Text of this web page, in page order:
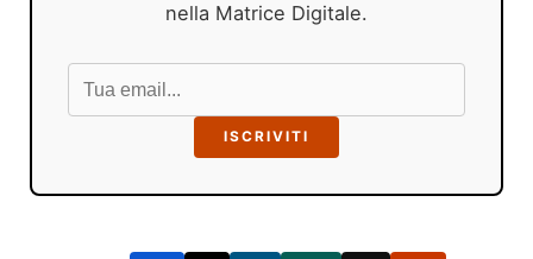
nella Matrice Digitale.
ISCRIVITI